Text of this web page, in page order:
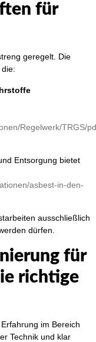
für
geregelt. Die
Regelwerk/TRGS/
Entsorgung bietet
asbest-in-den-
ausschließlich
dürfen.
für
richtige
im Bereich
Technik und klar